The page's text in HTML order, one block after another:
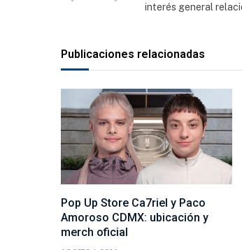
interés general
Publicaciones relacionadas
Pop Up Store Ca7riel y Paco
Amoroso CDMX: ubicación y
merch oficial